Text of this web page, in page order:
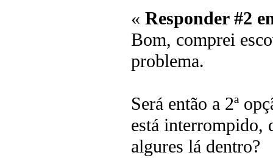
« Responder #2
Bom, comprei
problema.
Será então a 2ª
está interrompido,
algures lá dentro?